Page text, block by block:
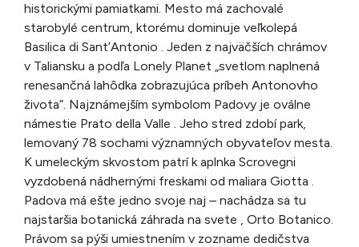
historickými pamiatkami. Mesto má zachovalé
starobylé centrum, ktorému dominuje veľkolepá
Basilica di Sant’Antonio . Jeden z najväčších chrámov
v Taliansku a podľa Lonely Planet „svetlom naplnená
renesančná lahôdka zobrazujúca príbeh Antonovho
života“. Najznámejším symbolom Padovy je oválne
námestie Prato della Valle . Jeho stred zdobí park,
lemovaný 78 sochami významných obyvateľov mesta.
K umeleckým skvostom patrí k aplnka Scrovegni
vyzdobená nádhernými freskami od maliara Giotta .
Padova má ešte jedno svoje naj – nachádza sa tu
najstaršia botanická záhrada na svete , Orto Botanico.
Právom sa pýši umiestnením v zozname dedičstva